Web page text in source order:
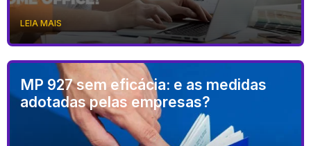
LEIA MAIS
MP 927 sem eficácia: e as medidas
adotadas pelas empresas?